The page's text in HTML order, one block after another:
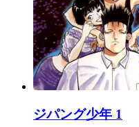
ジパング少年 1